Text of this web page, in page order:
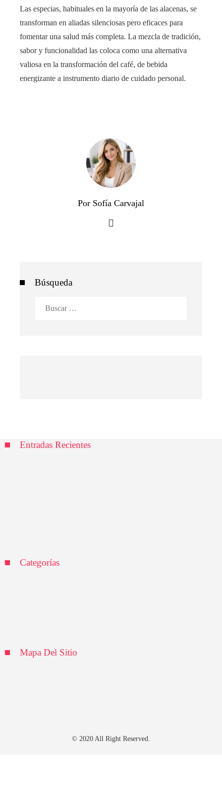
Las especias, habituales en la mayoría de las alacenas, se
transforman en aliadas silenciosas pero eficaces para
fomentar una salud más completa. La mezcla de tradición,
sabor y funcionalidad las coloca como una alternativa
valiosa en la transformación del café, de bebida
energizante a instrumento diario de cuidado personal.
Por Sofía Carvajal
Búsqueda
Entradas Recientes
Categorías
Mapa Del Sitio
© 2020 All Right Reserved.